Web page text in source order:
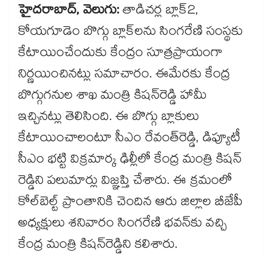
హైదరాబాద్, వెలుగు:తాడిచర్ల బ్లాక్2,
కోయగూడెం బొగ్గు బ్లాక్‌‌లను సింగరేణి సంస్థకు
కేటాయించేందుకు కేంద్రం సూత్రప్రాయంగా
నిర్ణయించినట్లు సమాచారం. ఈమేరకు కేంద్ర
బొగ్గుగనుల శాఖ మంత్రి కిషన్​రెడ్డి హామీ
ఇచ్చినట్లు తెలిసింది. ఈ బొగ్గు బ్లాకులు
కేటాయించాలంటూ సీఎం రేవంత్​రెడ్డి, డిప్యూటీ
సీఎం భట్టి విక్రమార్క ఢిల్లీలో కేంద్ర మంత్రి కిషన్
రెడ్డిని పలుమార్లు విజ్ఞప్తి చేశారు. ఈ క్రమంలో
కోల్​బెల్ట్ ప్రాంతానికి చెందిన ఆరు జిల్లాల బీజేపీ
అధ్యక్షులు శనివారం సింగరేణి భవన్‌‌కు వచ్చి
కేంద్ర మంత్రి కిషన్​రెడ్డిని కలిశారు.